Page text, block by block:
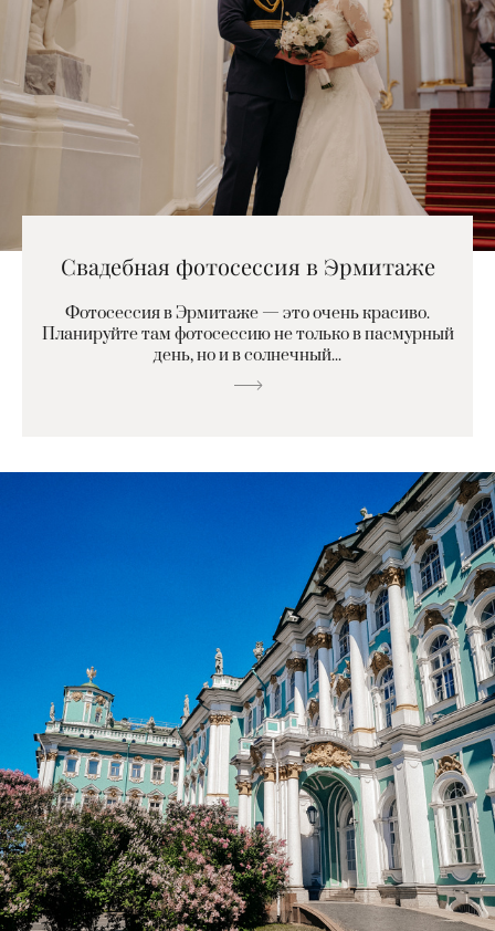
Свадебная фотосессия в Эрмитаже
Фотосессия в Эрмитаже — это очень красиво.
Планируйте там фотосессию не только в пасмурный
день, но и в солнечный...